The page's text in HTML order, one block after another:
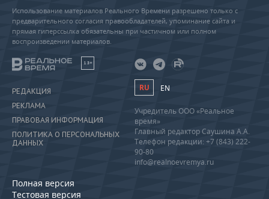
Использование материалов Реального Времени разрешено только с
предварительного согласия правообладателей, упоминание сайта и
прямая гиперссылка обязательны при частичном или полном
воспроизведении материалов.
18+
РЕДАКЦИЯ
РЕКЛАМА
ПРАВОВАЯ ИНФОРМАЦИЯ
ПОЛИТИКА О ПЕРСОНАЛЬНЫХ
ДАННЫХ
Полная версия
Тестовая версия
RU EN
Учредитель ООО «Реальное
время»
Главный редактор Саушина А.А.
Телефон редакции: +7 (843) 222-
90-80
info@realnoevremya.ru